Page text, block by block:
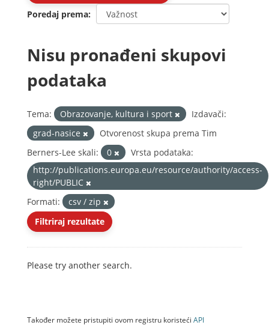
Poredaj prema
Nisu pronađeni skupovi
podataka
Tema: Obrazovanje, kultura i sport
Izdavači:
grad-nasice
Otvorenost skupa prema Tim
Berners-Lee skali:
0
Vrsta podataka:
http://publications.europa.eu/resource/authority/access-
right/PUBLIC
Formati:
csv / zip
Filtriraj rezultate
Please try another search.
Također možete pristupiti ovom registru koristeći API